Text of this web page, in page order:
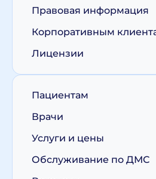
Правовая информация
Корпоративным
Лицензии
Пациентам
Врачи
Услуги и цены
Обслуживание по ДМС